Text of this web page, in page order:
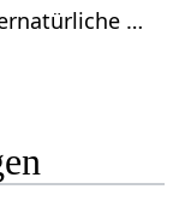
…